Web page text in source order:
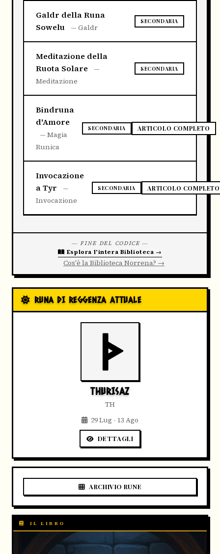
RUNA DI REGGENZA ATTUALE
THURISAZ
TH
29 Lug - 13 Ago
DETTAGLI
ARCHIVIO RUNE
IL LIBRO
Galdr della Runa
Sowelu
— Galdr
SECONDARIA
Meditazione della
Ruota Solare
—
Meditazione
SECONDARIA
Bindruna
d'Amore
— Magia
Runica
SECONDARIA ARTICOLO COMPLETO
Invocazione
a Tyr
—
Invocazione
SECONDARIA ARTICOLO COMPLETO
― FINE DEL CODICE ―
Esplora l'intera Biblioteca →
Cos'è la Biblioteca Norrena? →